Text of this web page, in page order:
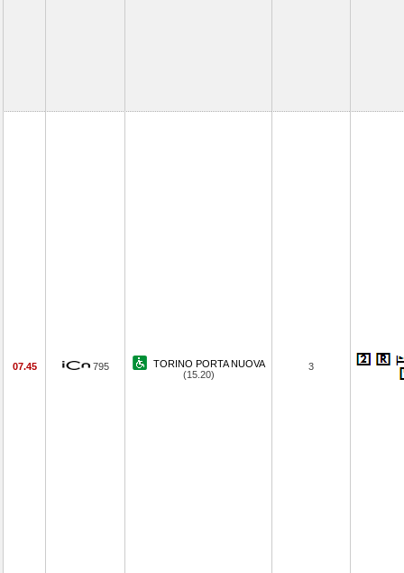
07.45 795
TORINO PORTA NUOVA
(15.20)
3